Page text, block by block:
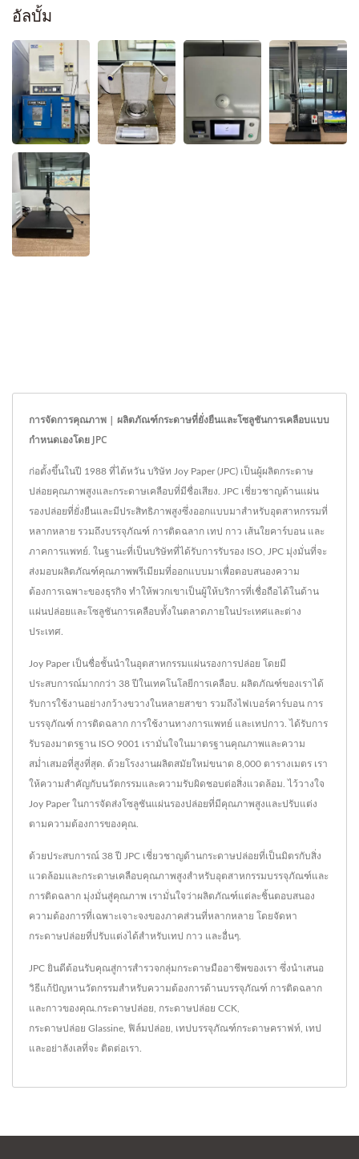
อัลบั้ม
การจัดการคุณภาพ | ผลิตภัณฑ์กระดาษที่ยั่งยืนและโซลูชันการเคลือบแบบ
กำหนดเองโดย JPC
ก่อตั้งขึ้นในปี 1988 ที่ไต้หวัน บริษัท Joy Paper (JPC) เป็นผู้ผลิตกระดาษ
ปล่อยคุณภาพสูงและกระดาษเคลือบที่มีชื่อเสียง. JPC เชี่ยวชาญด้านแผ่น
รองปล่อยที่ยั่งยืนและมีประสิทธิภาพสูงซึ่งออกแบบมาสำหรับอุตสาหกรรมที่
หลากหลาย รวมถึงบรรจุภัณฑ์ การติดฉลาก เทป กาว เส้นใยคาร์บอน และ
ภาคการแพทย์. ในฐานะที่เป็นบริษัทที่ได้รับการรับรอง ISO, JPC มุ่งมั่นที่จะ
ส่งมอบผลิตภัณฑ์คุณภาพพรีเมียมที่ออกแบบมาเพื่อตอบสนองความ
ต้องการเฉพาะของธุรกิจ ทำให้พวกเขาเป็นผู้ให้บริการที่เชื่อถือได้ในด้าน
แผ่นปล่อยและโซลูชันการเคลือบทั้งในตลาดภายในประเทศและต่าง
ประเทศ.
Joy Paper เป็นชื่อชั้นนำในอุตสาหกรรมแผ่นรองการปล่อย โดยมี
ประสบการณ์มากกว่า 38 ปีในเทคโนโลยีการเคลือบ. ผลิตภัณฑ์ของเราได้
รับการใช้งานอย่างกว้างขวางในหลายสาขา รวมถึงไฟเบอร์คาร์บอน การ
บรรจุภัณฑ์ การติดฉลาก การใช้งานทางการแพทย์ และเทปกาว. ได้รับการ
รับรองมาตรฐาน ISO 9001 เรามั่นใจในมาตรฐานคุณภาพและความ
สม่ำเสมอที่สูงที่สุด. ด้วยโรงงานผลิตสมัยใหม่ขนาด 8,000 ตารางเมตร เรา
ให้ความสำคัญกับนวัตกรรมและความรับผิดชอบต่อสิ่งแวดล้อม. ไว้วางใจ
Joy Paper ในการจัดส่งโซลูชันแผ่นรองปล่อยที่มีคุณภาพสูงและปรับแต่ง
ตามความต้องการของคุณ.
ด้วยประสบการณ์ 38 ปี JPC เชี่ยวชาญด้านกระดาษปล่อยที่เป็นมิตรกับสิ่ง
แวดล้อมและกระดาษเคลือบคุณภาพสูงสำหรับอุตสาหกรรมบรรจุภัณฑ์และ
การติดฉลาก มุ่งมั่นสู่คุณภาพ เรามั่นใจว่าผลิตภัณฑ์แต่ละชิ้นตอบสนอง
ความต้องการที่เฉพาะเจาะจงของภาคส่วนที่หลากหลาย โดยจัดหา
กระดาษปล่อยที่ปรับแต่งได้สำหรับเทป กาว และอื่นๆ.
JPC ยินดีต้อนรับคุณสู่การสำรวจกลุ่มกระดาษมืออาชีพของเรา ซึ่งนำเสนอ
วิธีแก้ปัญหานวัตกรรมสำหรับความต้องการด้านบรรจุภัณฑ์ การติดฉลาก
และกาวของคุณ.กระดาษปล่อย, กระดาษปล่อย CCK,
กระดาษปล่อย Glassine, ฟิล์มปล่อย, เทปบรรจุภัณฑ์กระดาษคราฟท์, เทป
และอย่าลังเลที่จะ ติดต่อเรา.